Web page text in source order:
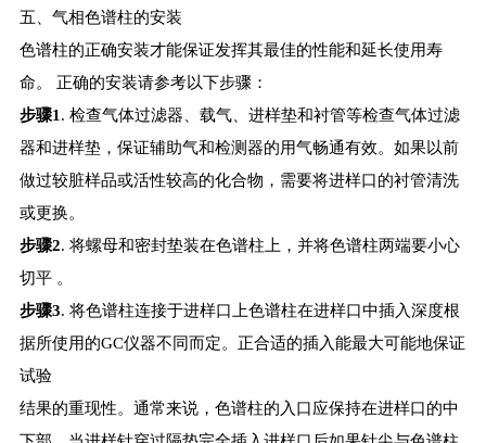
五、气相色谱柱的安装
色谱柱的正确安装才能保证发挥其最佳的性能和延长使用寿
命。 正确的安装请参考以下步骤：
步骤1. 检查气体过滤器、载气、进样垫和衬管等检查气体过滤
器和进样垫，保证辅助气和检测器的用气畅通有效。如果以前
做过较脏样品或活性较高的化合物，需要将进样口的衬管清洗
或更换。
步骤2. 将螺母和密封垫装在色谱柱上，并将色谱柱两端要小心
切平 。
步骤3. 将色谱柱连接于进样口上色谱柱在进样口中插入深度根
据所使用的GC仪器不同而定。正合适的插入能最大可能地保证
试验
结果的重现性。通常来说，色谱柱的入口应保持在进样口的中